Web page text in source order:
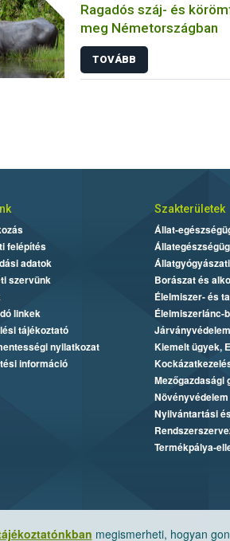
Ragadós száj- és
meg Németországban
TOVÁBB
megismerheti, hogyan
felépítés
adatok
szervünk
linkek
tájékoztató
nyilatkozat
információ
Szakterületek
Állat-
Borászat és
Élelmiszer- és
Élelmiszerlánc-
Járványvédelem
Kiemelt ügyek,
Növényvédelem
Nyilvántartási
Termékpálya-